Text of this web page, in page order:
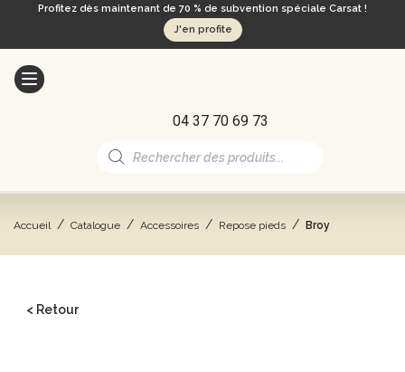
Profitez dès maintenant de 70 % de subvention spéciale Carsat !
J'en profite
04 37 70 69 73
Recherche
de
Accueil / Catalogue / Accessoires / Repose pieds / Broy
< Retour